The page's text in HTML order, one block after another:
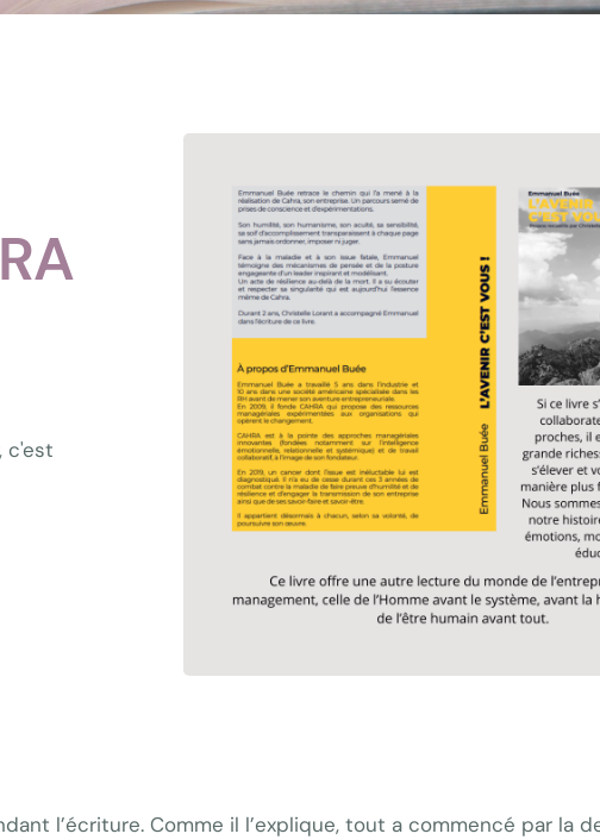
c'est
l’écriture. Comme il l’explique, tout a commencé par la